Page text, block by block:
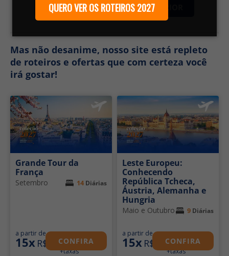
QUERO VER OS ROTEIROS 2027
VOLTAR PARA PÁGINA ANTERIOR
Mas não desanime, nosso site está repleto
de roteiros e ofertas que com certeza você
irá gostar!
Grande Tour da
França
Setembro 14 Diárias
a partir de
15x R$ 300
+taxas
CONFIRA
Leste Europeu:
Conhecendo
República Tcheca,
Áustria, Alemanha e
Hungria
Maio e Outubro 9 Diárias
a partir de
15x R$ 205
+taxas
CONFIRA